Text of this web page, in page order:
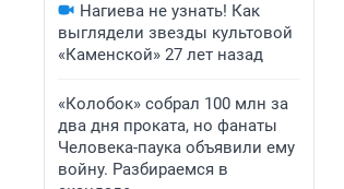
Нагиева не узнать! Как
выглядели звезды культовой
«Каменской» 27 лет назад
«Колобок» собрал 100 млн за
два дня проката, но фанаты
Человека-паука объявили ему
войну. Разбираемся в